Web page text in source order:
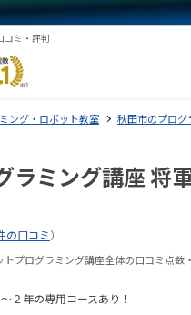
コミ・評判
ング・ロボット教室 秋田市のプロ
ラミング講座 将
の口コミ）
プログラミング講座全体の口コミ点数
年の専用コースあり！